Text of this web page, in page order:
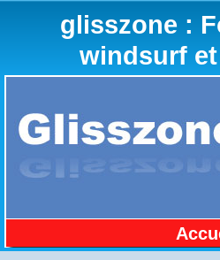
glisszone :
windsurf